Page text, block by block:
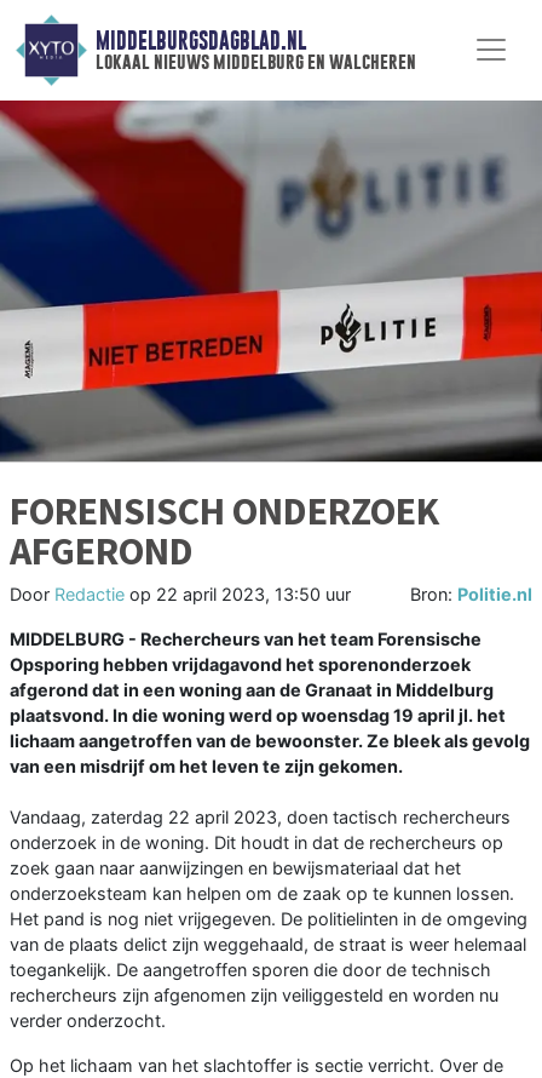
MIDDELBURGSDAGBLAD.NL
lokaal nieuws middelburg en walcheren
FORENSISCH ONDERZOEK
AFGEROND
Door Redactie op 22 april 2023, 13:50 uur Bron: Politie.nl
MIDDELBURG - Rechercheurs van het team Forensische
Opsporing hebben vrijdagavond het sporenonderzoek
afgerond dat in een woning aan de Granaat in Middelburg
plaatsvond. In die woning werd op woensdag 19 april jl. het
lichaam aangetroffen van de bewoonster. Ze bleek als gevolg
van een misdrijf om het leven te zijn gekomen.
Vandaag, zaterdag 22 april 2023, doen tactisch rechercheurs
onderzoek in de woning. Dit houdt in dat de rechercheurs op
zoek gaan naar aanwijzingen en bewijsmateriaal dat het
onderzoeksteam kan helpen om de zaak op te kunnen lossen.
Het pand is nog niet vrijgegeven. De politielinten in de omgeving
van de plaats delict zijn weggehaald, de straat is weer helemaal
toegankelijk. De aangetroffen sporen die door de technisch
rechercheurs zijn afgenomen zijn veiliggesteld en worden nu
verder onderzocht.
Op het lichaam van het slachtoffer is sectie verricht. Over de